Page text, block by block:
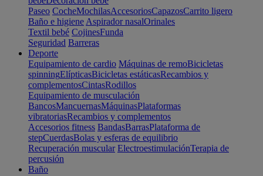
Paseo CocheMochilasAccesoriosCapazosCarrito ligero
Baño e higiene Aspirador nasalOrinales
Textil bebé CojinesFunda
Seguridad Barreras
Deporte
Equipamiento de cardio Máquinas de remoBicicletas
spinningElípticasBicicletas estáticasRecambios y
complementosCintasRodillos
Equipamiento de musculación
BancosMancuernasMáquinasPlataformas
vibratoriasRecambios y complementos
Accesorios fitness BandasBarrasPlataforma de
stepCuerdasBolas y esferas de equilibrio
Recuperación muscular ElectroestimulaciónTerapia de
percusión
Baño